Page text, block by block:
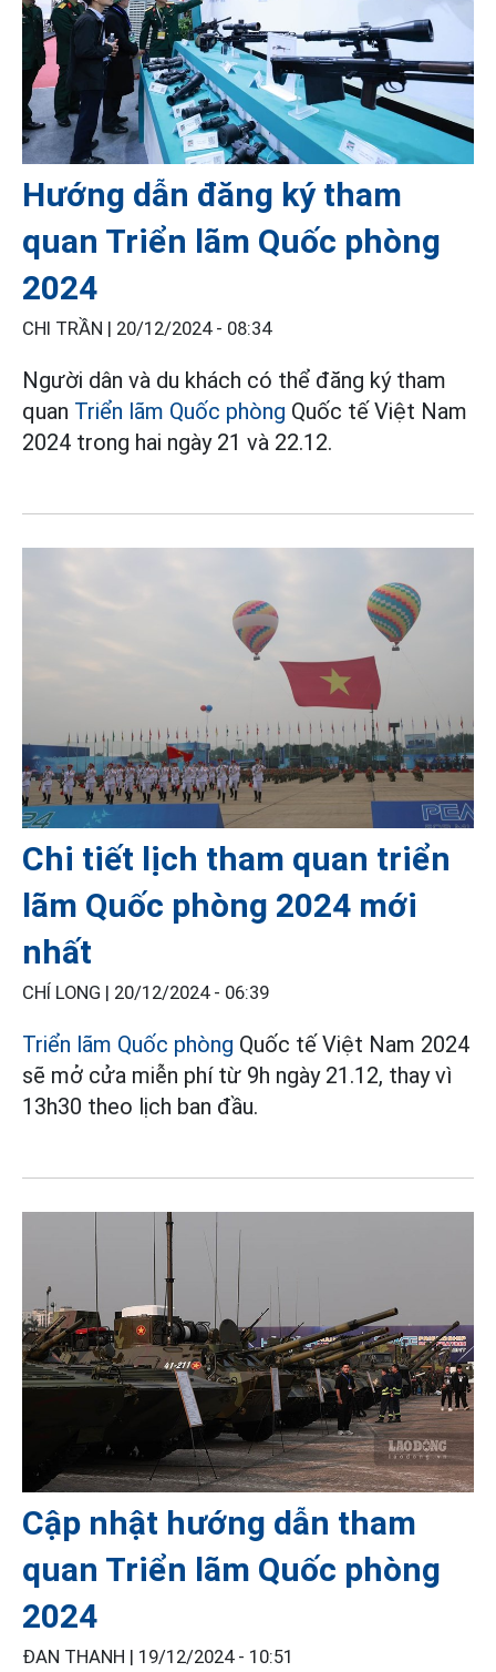
Hướng dẫn đăng ký tham
quan Triển lãm Quốc phòng
2024
CHI TRẦN | 20/12/2024 - 08:34
Người dân và du khách có thể đăng ký tham
quan Triển lãm Quốc phòng Quốc tế Việt Nam
2024 trong hai ngày 21 và 22.12.
Chi tiết lịch tham quan triển
lãm Quốc phòng 2024 mới
nhất
CHÍ LONG | 20/12/2024 - 06:39
Triển lãm Quốc phòng Quốc tế Việt Nam 2024
sẽ mở cửa miễn phí từ 9h ngày 21.12, thay vì
13h30 theo lịch ban đầu.
Cập nhật hướng dẫn tham
quan Triển lãm Quốc phòng
2024
ĐAN THANH | 19/12/2024 - 10:51